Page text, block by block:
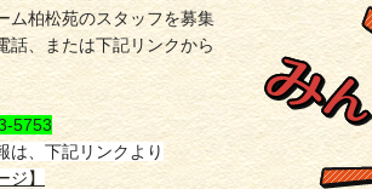
ム柏松苑のスタッフを募集
話、または下記リンクから
5753
は、下記リンクより
ジ】